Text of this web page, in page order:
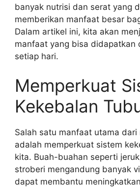
banyak nutrisi dan serat yang
memberikan manfaat besar
Dalam artikel ini, kita akan
manfaat yang bisa didapatkan
setiap hari.
Memperkuat
Kekebalan
Salah satu manfaat utama dari
adalah memperkuat sistem
kita. Buah-buahan seperti
stroberi mengandung banyak
dapat membantu